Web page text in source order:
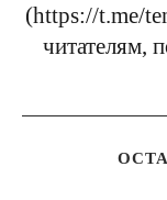
(https://t.me/
читателям,